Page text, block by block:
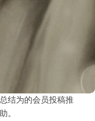
结为的会员投稿推
。